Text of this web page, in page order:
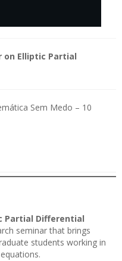
on Elliptic Partial
Sem Medo – 10
Partial Differential
seminar that brings
students working in